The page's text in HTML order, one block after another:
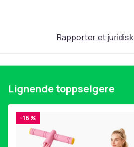
Rapporter et
Lignende toppselgere
-16 %